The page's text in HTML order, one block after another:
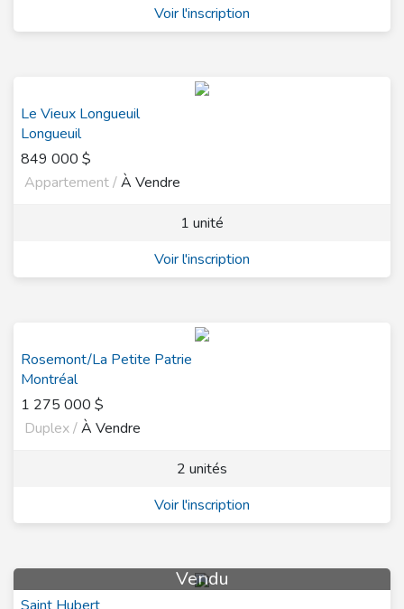
Voir l'inscription
Le Vieux Longueuil
Longueuil
849 000 $
Appartement /À Vendre
1 unité
Voir l'inscription
Rosemont/La Petite Patrie
Montréal
1 275 000 $
Duplex /À Vendre
2 unités
Voir l'inscription
Vendu